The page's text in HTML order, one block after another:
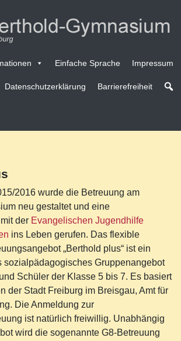
Einfache Sprache Impressum
Datenschutzerklärung Barrierefreiheit
2016 wurde die Betreuung am
neu gestaltet und eine
der Evangelischen Jugendhilfe
ins Leben gerufen. Das flexible
„Berthold plus“ ist ein
sozialpädagogisches Gruppenangebot
Schüler der Klasse 5 bis 7. Es basiert
der Stadt Freiburg im Breisgau, Amt für
Die Anmeldung zur
ist natürlich freiwillig. Unabhängig
wird die sogenannte G8-Betreuung